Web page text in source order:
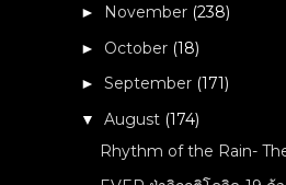
► November (238)
► October (18)
►September (171)
▼August (174)
Rhythm of the Rain-